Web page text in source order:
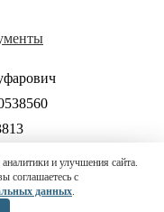
×
Жду звонка
данных
сайта
и улучшения сайта.
соглашаетесь с
данных.